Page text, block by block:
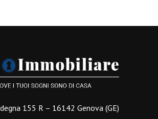
155 R – 16142 Genova (GE)